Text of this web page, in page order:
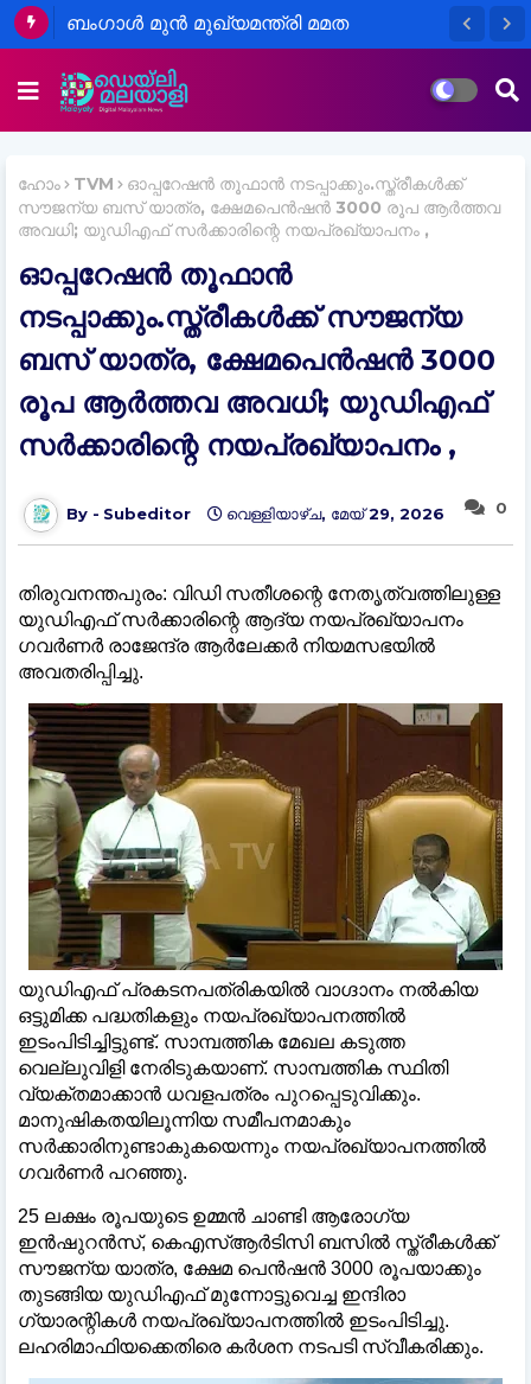
ബംഗാൾ മുന്‍ മുഖ്യമന്ത്രി മമത
നേരെ ആക്രമണം
ഹോം TVM
ഓപ്പറേഷൻ തൂഫാൻ നടപ്പാക്കും.സ്ത്രീകൾക്ക്
സൗജന്യ ബസ് യാത്ര, ക്ഷേമപെൻഷൻ 3000 രൂപ ആർത്തവ
അവധി; യുഡിഎഫ് സർക്കാരിന്റെ നയപ്രഖ്യാപനം ,
ഓപ്പറേഷൻ തൂഫാൻ
നടപ്പാക്കും.സ്ത്രീകൾക്ക് സൗജന്യ
ബസ് യാത്ര, ക്ഷേമപെൻഷൻ 3000
രൂപ ആർത്തവ അവധി; യുഡിഎഫ്
സർക്കാരിന്റെ നയപ്രഖ്യാപനം ,
0
Subeditor വെള്ളിയാഴ്‌ച, മേയ് 29, 2026
തിരുവനന്തപുരം: വിഡി സതീശന്റെ നേതൃത്വത്തിലുള്ള
യുഡിഎഫ് സർക്കാരിന്റെ ആദ്യ നയപ്രഖ്യാപനം ​
ഗവർണർ രാജേന്ദ്ര ആർലേക്കർ നിയമസഭയിൽ
അവതരിപ്പിച്ചു.
യുഡിഎഫ് പ്രകടനപത്രികയിൽ വാ​ഗ്ദാനം നൽകിയ
ഒട്ടുമിക്ക പദ്ധതികളും നയപ്രഖ്യാപനത്തിൽ
ഇടംപിടിച്ചിട്ടുണ്ട്. സാമ്പത്തിക മേഖല കടുത്ത
വെല്ലുവിളി നേരിടുകയാണ്. സാമ്പത്തിക സ്ഥിതി
വ്യക്തമാക്കാൻ ധവളപത്രം പുറപ്പെടുവിക്കും.
മാനുഷികതയിലൂന്നിയ സമീപനമാകും
സർക്കാരിനുണ്ടാകുകയെന്നും നയപ്രഖ്യാപനത്തിൽ ​
ഗവർണർ പറഞ്ഞു.
25 ലക്ഷം രൂപയുടെ ഉമ്മൻ ചാണ്ടി ആരോഗ്യ
ഇൻഷുറൻസ്, കെഎസ്ആർടിസി ബസിൽ സ്ത്രീകൾക്ക്
സൗജന്യ യാത്ര, ക്ഷേമ പെൻഷൻ 3000 രൂപയാക്കും
തുടങ്ങിയ യുഡിഎഫ് മുന്നോട്ടുവെച്ച ഇന്ദിരാ
ഗ്യാരന്റികൾ നയപ്രഖ്യാപനത്തിൽ ഇടംപിടിച്ചു.
ലഹരിമാഫിയക്കെതിരെ കർശന നടപടി സ്വീകരിക്കും.